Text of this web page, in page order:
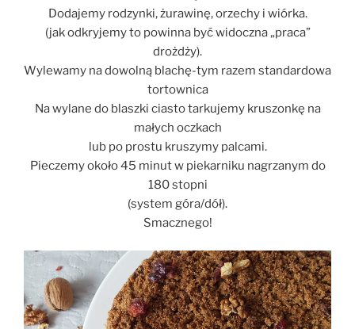
Dodajemy rodzynki, żurawinę, orzechy i wiórka.
(jak odkryjemy to powinna być widoczna „praca”
drożdży).
Wylewamy na dowolną blachę-tym razem standardowa
tortownica
Na wylane do blaszki ciasto tarkujemy kruszonkę na
małych oczkach
lub po prostu kruszymy palcami.
Pieczemy około 45 minut w piekarniku nagrzanym do
180 stopni
(system góra/dół).
Smacznego!